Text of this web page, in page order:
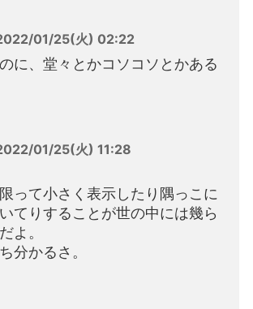
01/25(火) 02:22
に、堂々とかコソコソとかある
01/25(火) 11:28
って小さく表示したり隅っこに
てりすることが世の中には幾ら
よ。
分かるさ。